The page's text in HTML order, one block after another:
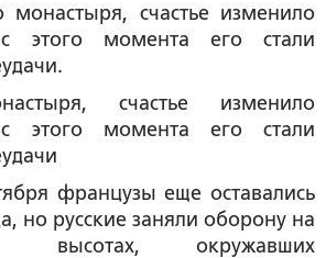
монастыря, счастье изменило
этого момента его стали
счастье изменило
этого момента его стали
французы еще оставались
но русские заняли оборону на
высотах, окружавших